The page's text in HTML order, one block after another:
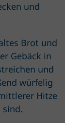
und
Brot und
Gebäck in
und
würfelig
Hitze
sind.